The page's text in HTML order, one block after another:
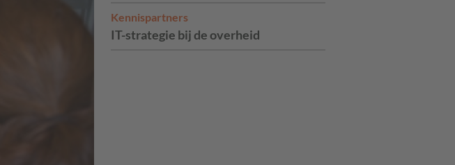
Kennispartners
IT-strategie bij de overheid